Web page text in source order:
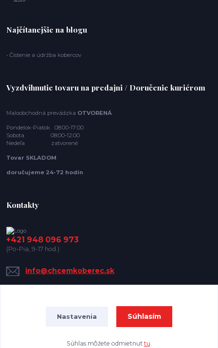
Najčítanejšie na blogu
• Čistenie a údržba kobercov
Vyzdvihnutie tovaru na predajni / Doručenie kuriérom
Maloobchodná prevádzka OTVORENÁ
Pondelok-Piatok 08:00-17:00
Sobota 08:00-12:00
Nedeľa zatvorené
Tovar SKLADOM
doručujeme 24-72 hodín
Kontakty
+421 948 096 973
(Po-Pia, 9-17 hod.)
info@chcemkoberec.sk
Nastavenia Súhlasím
Súhlas môžete odmietnuť tu